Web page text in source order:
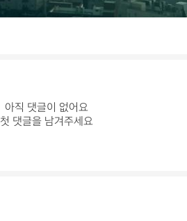
아직 댓글이 없어요
첫 댓글을 남겨주세요